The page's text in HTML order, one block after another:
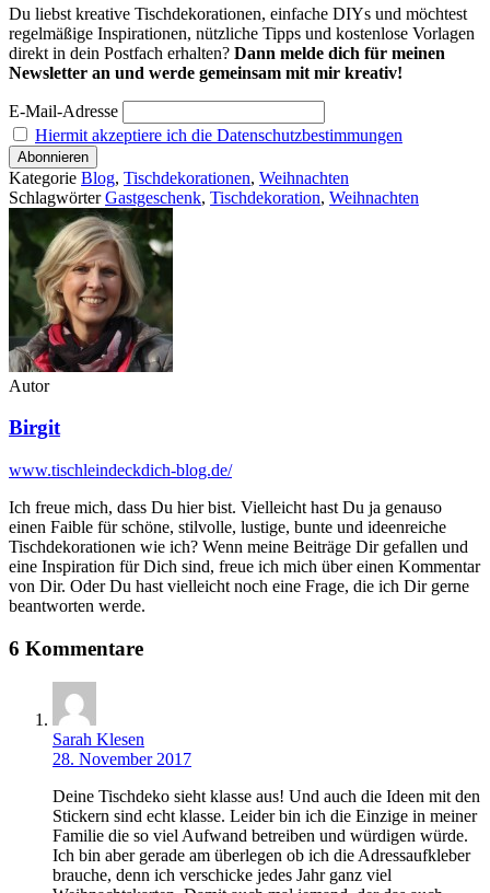
Du liebst kreative Tischdekorationen, einfache DIYs und möchtest
regelmäßige Inspirationen, nützliche Tipps und kostenlose Vorlagen
direkt in dein Postfach erhalten? Dann melde dich für meinen
Newsletter an und werde gemeinsam mit mir kreativ!
E-Mail-Adresse
Hiermit akzeptiere ich die Datenschutzbestimmungen
Kategorie Blog, Tischdekorationen, Weihnachten
SchlagwörterGastgeschenk, Tischdekoration, Weihnachten
Autor
Birgit
www.tischleindeckdich-blog.de/
Ich freue mich, dass Du hier bist. Vielleicht hast Du ja genauso
einen Faible für schöne, stilvolle, lustige, bunte und ideenreiche
Tischdekorationen wie ich? Wenn meine Beiträge Dir gefallen und
eine Inspiration für Dich sind, freue ich mich über einen Kommentar
von Dir. Oder Du hast vielleicht noch eine Frage, die ich Dir gerne
beantworten werde.
6 Kommentare
Sarah Klesen
28. November 2017
Deine Tischdeko sieht klasse aus! Und auch die Ideen mit den
Stickern sind echt klasse. Leider bin ich die Einzige in meiner
Familie die so viel Aufwand betreiben und würdigen würde.
Ich bin aber gerade am überlegen ob ich die Adressaufkleber
brauche, denn ich verschicke jedes Jahr ganz viel